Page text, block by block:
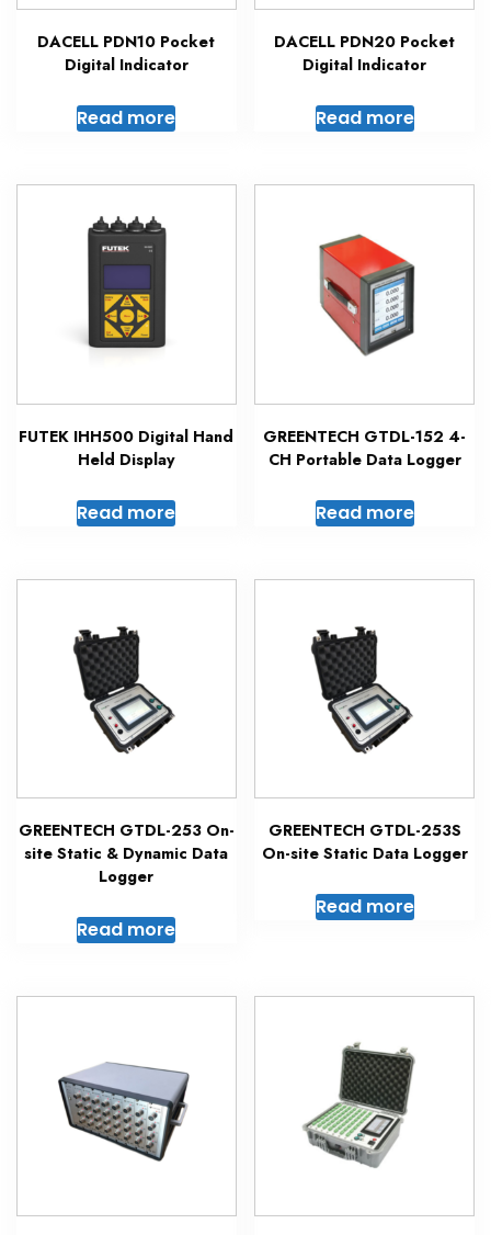
DACELL PDN10 Pocket
Digital Indicator
Read more
DACELL PDN20 Pocket
Digital Indicator
Read more
FUTEK IHH500 Digital Hand
Held Display
Read more
GREENTECH GTDL-152 4-
CH Portable Data Logger
Read more
GREENTECH GTDL-253 On-
site Static & Dynamic Data
Logger
Read more
GREENTECH GTDL-253S
On-site Static Data Logger
Read more